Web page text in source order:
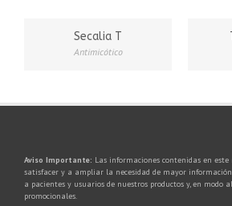
Secalia T
Antimicótico
Aviso Importante: Las informaciones contenidas en
satisfacer y a ampliar la necesidad de mayor
a pacientes y usuarios de nuestros productos y, en modo
promocionales.